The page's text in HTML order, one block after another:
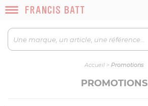
Accueil > Promotions
PROMOTIONS